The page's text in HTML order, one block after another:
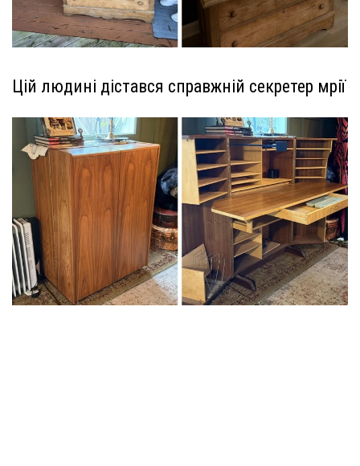
Цій людині дістався справжній секретер мрії